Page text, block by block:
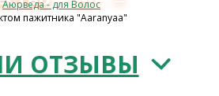
Аюрведа - для Волос
пажитника "Aaranyaa"
ОТЗЫВЫ